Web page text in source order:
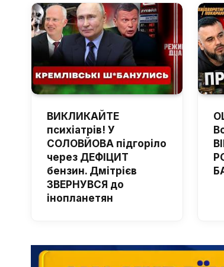
ВИКЛИКАЙТЕ
психіатрів! У
СОЛОВЙОВА підгоріло
через ДЕФІЦИТ
бензин. Дмітрієв
ЗВЕРНУВСЯ до
інопланетян